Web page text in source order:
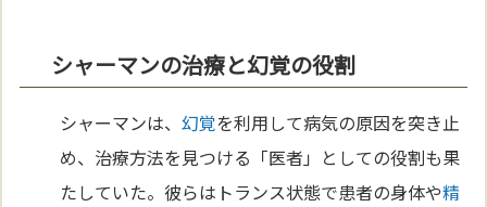
シャーマンの治療と幻覚の役割
シャーマンは、幻覚を利用して病気の原因を突き止
め、治療方法を見つける「医者」としての役割も果
たしていた。彼らはトランス状態で患者の身体や精